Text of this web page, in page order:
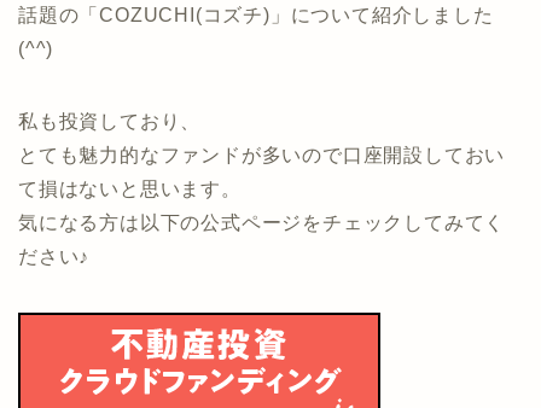
話題の「COZUCHI(コズチ)」について紹介しました
(^^)
私も投資しており、
とても魅力的なファンドが多いので口座開設しておい
て損はないと思います。
気になる方は以下の公式ページをチェックしてみてく
ださい♪